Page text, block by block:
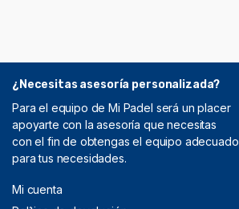
¿Necesitas asesoría personalizada?
Para el equipo de Mi Padel será un placer
apoyarte con la asesoría que necesitas
con el fin de obtengas el equipo adecuado
para tus necesidades.
Mi cuenta